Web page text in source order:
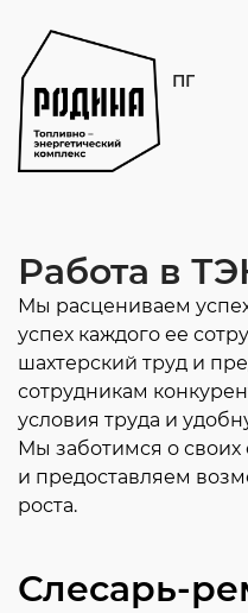
ПГ
Работа в
Мы расцениваем
успех каждого ее
шахтерский труд и
сотрудникам
условия труда и
Мы заботимся о своих
и предоставляем
роста.
Слесарь-